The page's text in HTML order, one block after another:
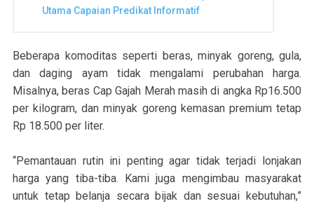
Utama Capaian Predikat Informatif
Beberapa komoditas seperti beras, minyak goreng, gula,
dan daging ayam tidak mengalami perubahan harga.
Misalnya, beras Cap Gajah Merah masih di angka Rp16.500
per kilogram, dan minyak goreng kemasan premium tetap
Rp 18.500 per liter.
“Pemantauan rutin ini penting agar tidak terjadi lonjakan
harga yang tiba-tiba. Kami juga mengimbau masyarakat
untuk tetap belanja secara bijak dan sesuai kebutuhan,”